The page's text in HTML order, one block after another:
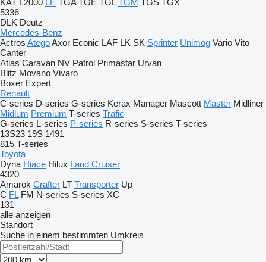
KAT L2000 LE TGA TGE TGL TGM TGS TGX
5336
DLK Deutz
Mercedes-Benz
Actros AtegoAxor Econic LAF LK SK Sprinter Unimog Vario Vito
Canter
Atlas Caravan NV Patrol Primastar Urvan
Blitz Movano Vivaro
Boxer Expert
Renault
C-series D-series G-series Kerax Manager Mascott Master Midliner
Midlum Premium T-series Trafic
G-series L-series P-series R-series S-series T-series
13S23 19S 1491
815 T-series
Toyota
Dyna Hiace Hilux Land Cruiser
4320
Amarok Crafter LT Transporter Up
C FL FM N-series S-series XC
131
alle anzeigen
Standort
Suche in einem bestimmten Umkreis